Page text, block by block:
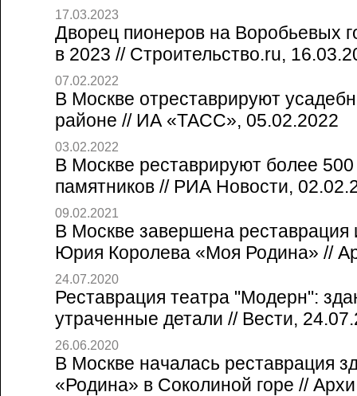
17.03.2023
Дворец пионеров на Воробьевых
в 2023 // Строительство.ru,
07.02.2022
В Москве отреставрируют
районе // ИА «ТАСС», 05.02.2022
03.02.2022
В Москве реставрируют более
памятников // РИА Новости,
09.02.2021
В Москве завершена реставрация
Юрия Королева «Моя Родина» //
24.07.2020
Реставрация театра "Модерн":
утраченные детали // Вести,
26.06.2020
В Москве началась реставрация
«Родина» в Соколиной горе //